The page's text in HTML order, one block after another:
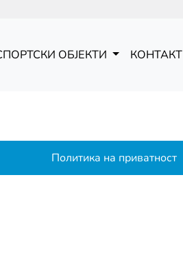
ОБЈЕКТИ КОНТАКТ
Политика на приватност